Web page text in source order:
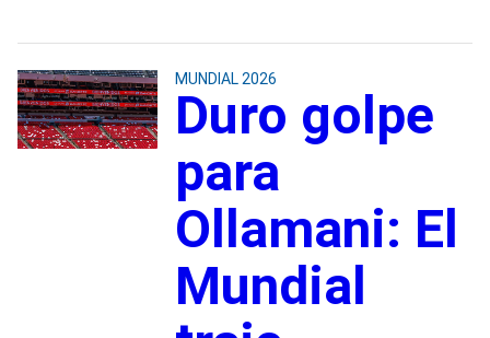
MUNDIAL 2026
Duro golpe
para
Ollamani: El
Mundial